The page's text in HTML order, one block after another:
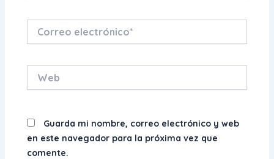
electrónico*
Guarda mi nombre, correo electrónico y web
en este navegador para la próxima vez que
comente.